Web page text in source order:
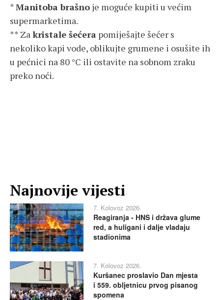
*Manitoba brašno je moguće kupiti u većim
supermarketima.
** Zakristale šećera pomiješajte šećer s
nekoliko kapi vode, oblikujte grumene i osušite ih
u pećnici na 80 °C ili ostavite na sobnom zraku
preko noći.
Najnovije vijesti
7. Kolovoz 2026.
Reagiranja - HNS i država glume
red, a huligani i dalje vladaju
stadionima
7. Kolovoz 2026.
Kuršanec proslavio Dan mjesta
i 559. obljetnicu prvog pisanog
spomena